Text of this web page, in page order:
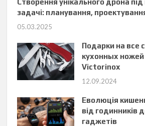
Створення унікального дрона під
задачі: планування,
05.03.2025
Подарки на все
кухонных
Victorinox
12.09.2024
Еволюція
від годинників
гаджетів